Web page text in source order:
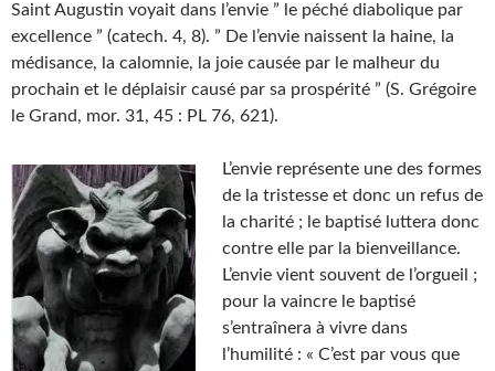
Saint Augustin voyait dans l’envie ” le péché diabolique par
excellence ” (catech. 4, 8). ” De l’envie naissent la haine, la
médisance, la calomnie, la joie causée par le malheur du
prochain et le déplaisir causé par sa prospérité ” (S. Grégoire
le Grand, mor. 31, 45 : PL 76, 621).
L’envie représente une des formes
de la tristesse et donc un refus de
la charité ; le baptisé luttera donc
contre elle par la bienveillance.
L’envie vient souvent de l’orgueil ;
pour la vaincre le baptisé
s’entraînera à vivre dans
l’humilité : « C’est par vous que